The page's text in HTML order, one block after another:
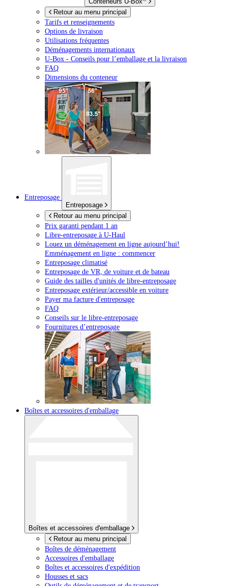
Retour au menu principal
Tarifs et renseignements
Options de livraison
Utilisations fréquentes
Déménagements internationaux
U-Box - Conseils pour l’emballage et la livraison
FAQ
Dimensions du conteneur
Entreposage
Entreposage
Retour au menu principal
Prix garanti pendant 1 an
Libre-entreposage à U-Haul
Louez un déménagement en ligne aujourd’hui!
Emménagement en ligne : commencer
Entreposage climatisé
Entreposage de VR, de voiture et de bateau
Guide des tailles d'unités de libre-entreposage
Entreposage extérieur/accessible en voiture
Payer ma facture d'entreposage
FAQ
Conseils sur le libre-entreposage
Fournitures d’entreposage
Boîtes et accessoires d'emballage
Boîtes et accessoires d'emballage
Retour au menu principal
Boîtes de déménagement
Accessoires d'emballage
Boîtes et accessoires d'expédition
Housses et sacs